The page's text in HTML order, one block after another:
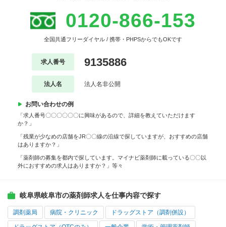
0120-866-153
全国共通フリーダイヤル / 携帯・PHPSからでもOKです
求人番号 9135886
法人名 法人名非公開
お問い合わせの例
「求人番号〇〇〇〇〇〇に興味があるので、詳細を教えていただけます
か？」
「残業が少なめの店舗をJR〇〇線の沿線で探していますが、おすすめの店舗
はありますか？」
「薬剤師の募集を都内で探しています。マイナビ薬剤師に載っている〇〇以
外におすすめの求人はありますか？」等々
岐阜県岐阜市の薬剤師求人を仕事内容で探す
調剤薬局 病院・クリニック ドラッグストア（調剤併設）